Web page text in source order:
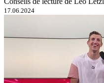
17.06.2024